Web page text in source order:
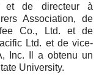
et de directeur à
Association, de
Co., Ltd. et de
Ltd. et de vice-
Inc. Il a obtenu un
University.